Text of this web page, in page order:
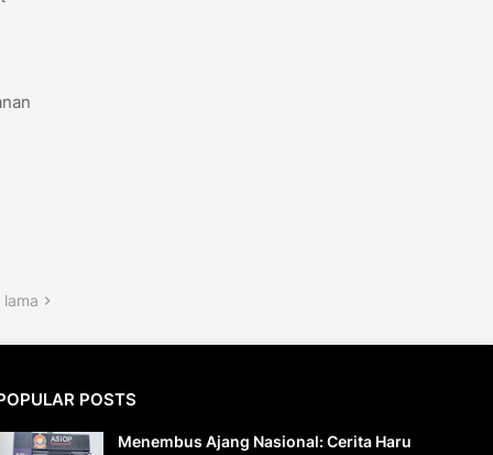
lama
POSTS
Menembus Ajang Nasional: Cerita Haru